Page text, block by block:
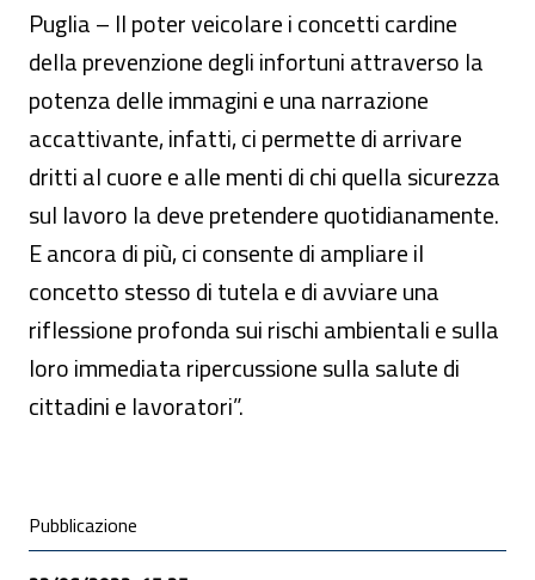
Puglia – Il poter veicolare i concetti cardine
della prevenzione degli infortuni attraverso la
potenza delle immagini e una narrazione
accattivante, infatti, ci permette di arrivare
dritti al cuore e alle menti di chi quella sicurezza
sul lavoro la deve pretendere quotidianamente.
E ancora di più, ci consente di ampliare il
concetto stesso di tutela e di avviare una
riflessione profonda sui rischi ambientali e sulla
loro immediata ripercussione sulla salute di
cittadini e lavoratori”.
Condivisione social
Pubblicazione